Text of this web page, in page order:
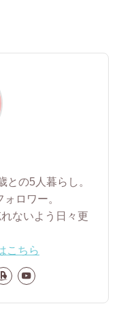
の5人暮らし。
ロワー。
ないよう日々更
こちら